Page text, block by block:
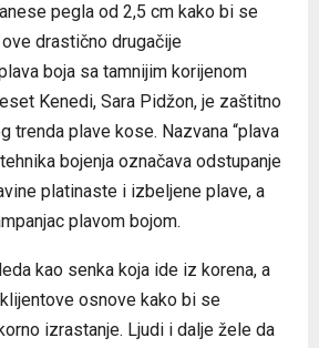
pegla od 2,5 cm kako bi se
drastično drugačije
boja sa tamnijim korijenom
Kenedi, Sara Pidžon, je zaštitno
trenda plave kose. Nazvana “plava
bojenja označava odstupanje
platinaste i izbeljene plave, a
plavom bojom.
kao senka koja ide iz korena, a
osnove kako bi se
izrastanje. Ljudi i dalje žele da